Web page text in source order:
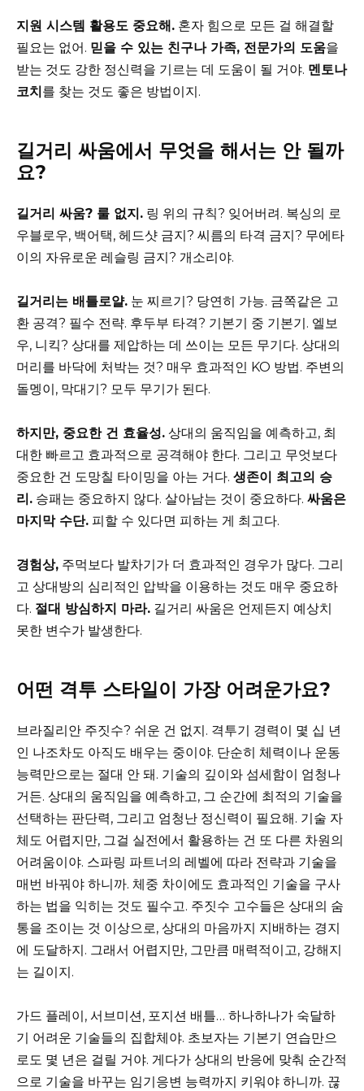
지원 시스템 활용도 중요해. 혼자 힘으로 모든 걸 해결할
필요는 없어. 믿을 수 있는 친구나 가족, 전문가의 도움을
받는 것도 강한 정신력을 기르는 데 도움이 될 거야. 멘토나
코치를 찾는 것도 좋은 방법이지.
길거리 싸움에서 무엇을 해서는 안 될까
요?
길거리 싸움? 룰 없지. 링 위의 규칙? 잊어버려. 복싱의 로
우블로우, 백어택, 헤드샷 금지? 씨름의 타격 금지? 무에타
이의 자유로운 레슬링 금지? 개소리야.
길거리는 배틀로얄. 눈 찌르기? 당연히 가능. 금쪽같은 고
환 공격? 필수 전략. 후두부 타격? 기본기 중 기본기. 엘보
우, 니킥? 상대를 제압하는 데 쓰이는 모든 무기다. 상대의
머리를 바닥에 처박는 것? 매우 효과적인 KO 방법. 주변의
돌멩이, 막대기? 모두 무기가 된다.
하지만, 중요한 건 효율성. 상대의 움직임을 예측하고, 최
대한 빠르고 효과적으로 공격해야 한다. 그리고 무엇보다
중요한 건 도망칠 타이밍을 아는 거다. 생존이 최고의 승
리. 승패는 중요하지 않다. 살아남는 것이 중요하다. 싸움은
마지막 수단. 피할 수 있다면 피하는 게 최고다.
경험상, 주먹보다 발차기가 더 효과적인 경우가 많다. 그리
고 상대방의 심리적인 압박을 이용하는 것도 매우 중요하
다. 절대 방심하지 마라. 길거리 싸움은 언제든지 예상치
못한 변수가 발생한다.
어떤 격투 스타일이 가장 어려운가요?
브라질리안 주짓수? 쉬운 건 없지. 격투기 경력이 몇 십 년
인 나조차도 아직도 배우는 중이야. 단순히 체력이나 운동
능력만으로는 절대 안 돼. 기술의 깊이와 섬세함이 엄청나
거든. 상대의 움직임을 예측하고, 그 순간에 최적의 기술을
선택하는 판단력, 그리고 엄청난 정신력이 필요해. 기술 자
체도 어렵지만, 그걸 실전에서 활용하는 건 또 다른 차원의
어려움이야. 스파링 파트너의 레벨에 따라 전략과 기술을
매번 바꿔야 하니까. 체중 차이에도 효과적인 기술을 구사
하는 법을 익히는 것도 필수고. 주짓수 고수들은 상대의 숨
통을 조이는 것 이상으로, 상대의 마음까지 지배하는 경지
에 도달하지. 그래서 어렵지만, 그만큼 매력적이고, 강해지
는 길이지.
가드 플레이, 서브미션, 포지션 배틀… 하나하나가 숙달하
기 어려운 기술들의 집합체야. 초보자는 기본기 연습만으
로도 몇 년은 걸릴 거야. 게다가 상대의 반응에 맞춰 순간적
으로 기술을 바꾸는 임기응변 능력까지 키워야 하니까. 끊